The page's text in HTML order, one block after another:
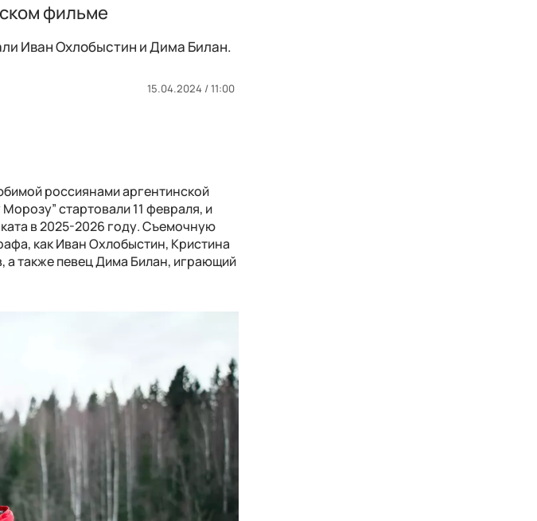
фильме
Иван Охлобыстин и Дима Билан.
15.04.2024 / 11:00
россиянами аргентинской
стартовали 11 февраля, и
в 2025-2026 году. Съемочную
как Иван Охлобыстин, Кристина
а также певец Дима Билан, играющий